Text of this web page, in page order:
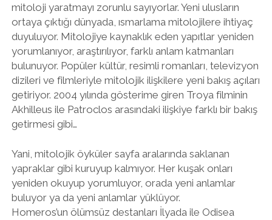
mitoloji yaratmayı zorunlu sayıyorlar. Yeni ulusların
ortaya çıktığı dünyada, ısmarlama mitolojilere ihtiyaç
duyuluyor. Mitolojiye kaynaklık eden yapıtlar yeniden
yorumlanıyor, araştırılıyor, farklı anlam katmanları
bulunuyor. Popüler kültür, resimli romanları, televizyon
dizileri ve filmleriyle mitolojik ilişkilere yeni bakış açıları
getiriyor. 2004 yılında gösterime giren Troya filminin
Akhilleus ile Patroclos arasındaki ilişkiye farklı bir bakış
getirmesi gibi…
Yani, mitolojik öyküler sayfa aralarında saklanan
yapraklar gibi kuruyup kalmıyor. Her kuşak onları
yeniden okuyup yorumluyor, orada yeni anlamlar
buluyor ya da yeni anlamlar yüklüyor.
Homeros’un ölümsüz destanları İlyada ile Odisea